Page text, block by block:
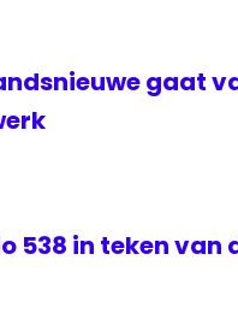
gaat
538 in teken van